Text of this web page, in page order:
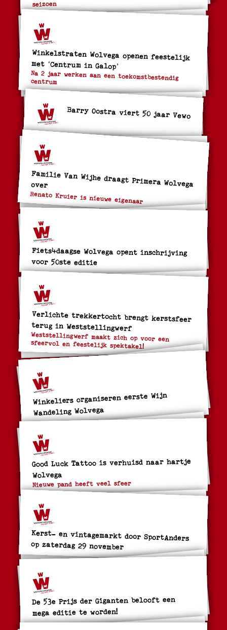
seizoen
Winkelstraten Wolvega openen feestelijk
met ‘Centrum in Galop’
Na 2 jaar werken aan een toekomstbestendig
centrum
Barry Oostra viert 50 jaar Vewo
Familie Van Wijhe draagt Primera Wolvega over
Renato Kruier is nieuwe eigenaar
Fiets4daagse Wolvega opent inschrijving
voor 50ste editie
Verlichte trekkertocht brengt kerstsfeer
terug in Weststellingwerf
Weststellingwerf maakt zich op voor een
sfeervol en feestelijk spektakel!
Winkeliers organiseren eerste Wijn
Wandeling Wolvega
Good Luck Tattoo is verhuisd naar hartje
Wolvega
Nieuwe pand heeft veel sfeer
Kerst- en vintagemarkt door SportAnders
op zaterdag 29 november
De 53e Prijs der Giganten belooft een
mega editie te worden!